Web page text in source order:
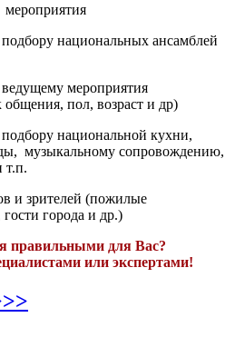
национальных ансамблей
мероприятия
пол, возраст и др)
национальной кухни,
музыкальному сопровождению,
т.п.
и зрителей (пожилые
города и др.)
правильными для Вас?
или экспертами!